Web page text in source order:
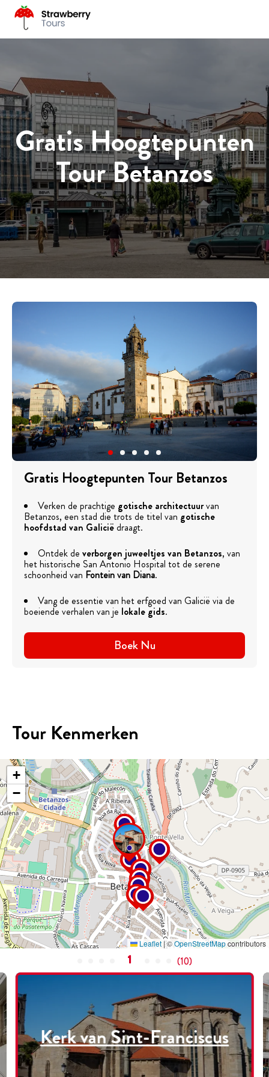
Gratis Hoogtepunten
Tour Betanzos
Gratis Hoogtepunten Tour Betanzos
Verken de prachtige gotische architectuurvan
Betanzos, een stad die trots de titel van gotische
hoofdstad van Galiciëdraagt.
Ontdek de verborgen juweeltjes van Betanzos, van
het historische San Antonio Hospital tot de serene
schoonheid van Fontein van Diana.
Vang de essentie van het erfgoed van Galicië via de
boeiende verhalen van je lokale gids.
Boek Nu
Tour Kenmerken
+
−
Leaflet |©OpenStreetMapcontributors
1 (10)
Kerk van Sint-Franciscus